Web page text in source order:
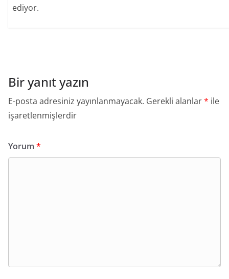
ediyor.
Bir yanıt yazın
E-posta adresiniz yayınlanmayacak. Gerekli alanlar* ile
işaretlenmişlerdir
Yorum *